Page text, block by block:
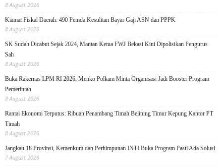
8 August 2026
Kiamat Fiskal Daerah: 490 Pemda Kesulitan Bayar Gaji ASN dan PPPK
8 August 2026
SK Sudah Dicabut Sejak 2024, Mantan Ketua FWJ Bekasi Kini Dipolisikan Pengurus
Sah
8 August 2026
Buka Rakernas LPM RI 2026, Menko Polkam Minta Organisasi Jadi Booster Program
Pemerintah
8 August 2026
Rantai Ekonomi Terputus: Ribuan Penambang Timah Belitung Timur Kepung Kantor PT
Timah
8 August 2026
Jangkau 18 Provinsi, Kemenkum dan Perhimpunan INTI Buka Program Pasti Ada Solusi
7 August 2026